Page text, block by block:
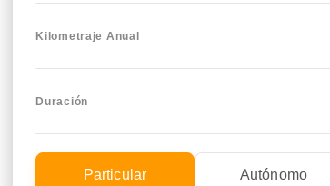
Kilometraje Anual
Duración
Particular Autónomo